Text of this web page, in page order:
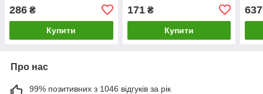
286 ₴
Купити
171₴
Купити
637
Про нас
99% позитивних з 1046 відгуків за рік